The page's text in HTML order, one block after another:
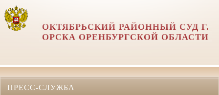
ОКТЯБРЬСКИЙ РАЙОННЫЙ СУД Г.
ОРСКА ОРЕНБУРГСКОЙ ОБЛАСТИ
ПРЕСС-СЛУЖБА